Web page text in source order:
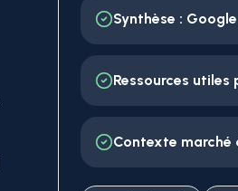
Synthèse :
Ressources
Contexte marché